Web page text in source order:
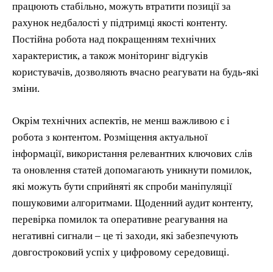
працюють стабільно, можуть втратити позиції за
рахунок недбалості у підтримці якості контенту.
Постійна робота над покращенням технічних
характеристик, а також моніторинг відгуків
користувачів, дозволяють вчасно реагувати на будь-які
зміни.
Окрім технічних аспектів, не менш важливою є і
робота з контентом. Розміщення актуальної
інформації, використання релевантних ключових слів
та оновлення статей допомагають уникнути помилок,
які можуть бути сприйняті як спроби маніпуляції
пошуковими алгоритмами. Щоденний аудит контенту,
перевірка помилок та оперативне реагування на
негативні сигнали – це ті заходи, які забезпечують
довгостроковий успіх у цифровому середовищі.